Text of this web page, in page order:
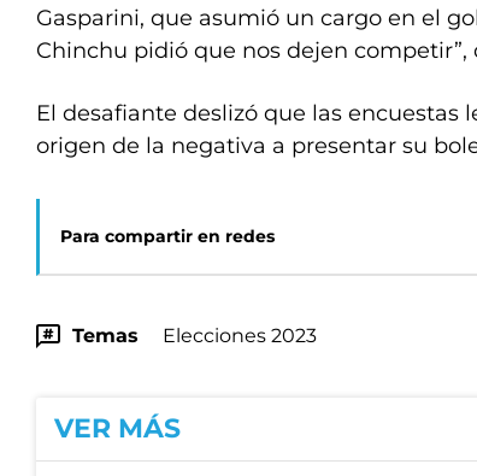
Gasparini, que asumió un cargo en el
Chinchu pidió que nos dejen competir”,
El desafiante deslizó que las encuestas
origen de la negativa a presentar su
Para compartir en redes
Temas Elecciones 2023
VER MÁS